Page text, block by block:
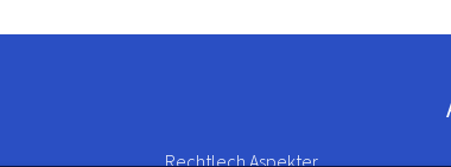
Rechtlech Aspekter